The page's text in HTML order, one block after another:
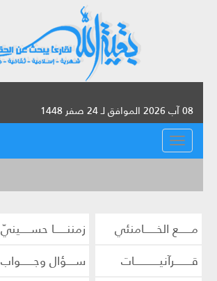
08 آب 2026 الموافق لـ 24 صفر 1448
القائمة
مــــــع الخــــــامنئي
زمننــــــا حســـــينيّ
قــــــــرآنيــــــــــــات
ســــؤال وجــــــواب